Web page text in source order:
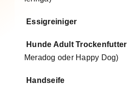
Essigreiniger
Hunde Adult Trockenfutter
Meradog oder Happy Dog)
Handseife